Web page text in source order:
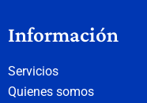
Información
Servicios
Quienes somos